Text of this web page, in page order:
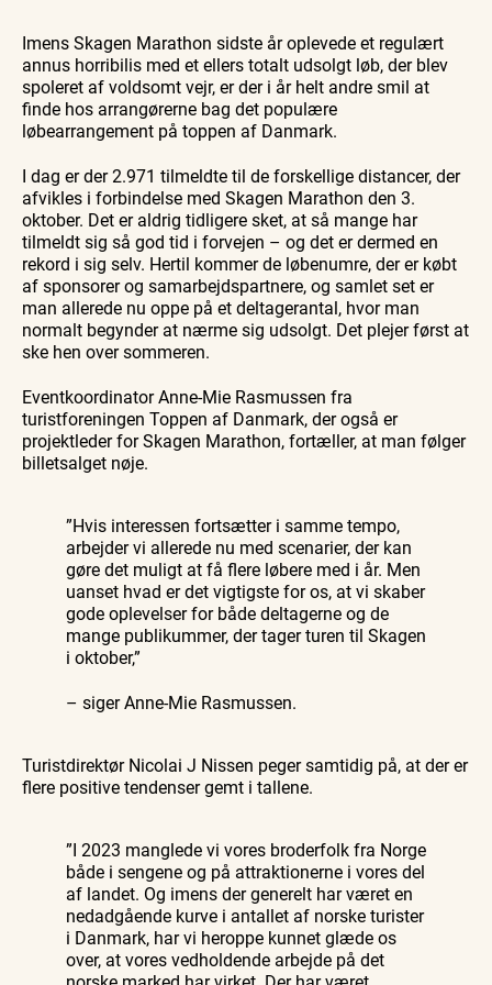
natur og lokale events.
Se events
på
Naturhistorisk
Museum
6. aug.
Skagen
med
Bedford
bussen
6. aug.
Imens Skagen Marathon sidste år oplevede et regulært
annus horribilis med et ellers totalt udsolgt løb, der blev
spoleret af voldsomt vejr, er der i år helt andre smil at
finde hos arrangørerne bag det populære
løbearrangement på toppen af Danmark.
I dag er der 2.971 tilmeldte til de forskellige distancer, der
afvikles i forbindelse med Skagen Marathon den 3.
oktober. Det er aldrig tidligere sket, at så mange har
tilmeldt sig så god tid i forvejen – og det er dermed en
rekord i sig selv. Hertil kommer de løbenumre, der er købt
af sponsorer og samarbejdspartnere, og samlet set er
man allerede nu oppe på et deltagerantal, hvor man
normalt begynder at nærme sig udsolgt. Det plejer først at
ske hen over sommeren.
Eventkoordinator Anne-Mie Rasmussen fra
turistforeningen Toppen af Danmark, der også er
projektleder for Skagen Marathon, fortæller, at man følger
billetsalget nøje.
”Hvis interessen fortsætter i samme tempo,
arbejder vi allerede nu med scenarier, der kan
gøre det muligt at få flere løbere med i år. Men
uanset hvad er det vigtigste for os, at vi skaber
gode oplevelser for både deltagerne og de
mange publikummer, der tager turen til Skagen
i oktober,”
– siger Anne-Mie Rasmussen.
Turistdirektør Nicolai J Nissen peger samtidig på, at der er
flere positive tendenser gemt i tallene.
”I 2023 manglede vi vores broderfolk fra Norge
både i sengene og på attraktionerne i vores del
af landet. Og imens der generelt har været en
nedadgående kurve i antallet af norske turister
i Danmark, har vi heroppe kunnet glæde os
over, at vores vedholdende arbejde på det